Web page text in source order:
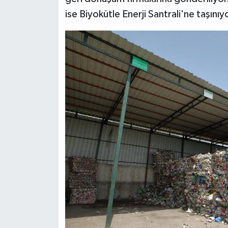
ise Biyokütle Enerji Santrali'ne